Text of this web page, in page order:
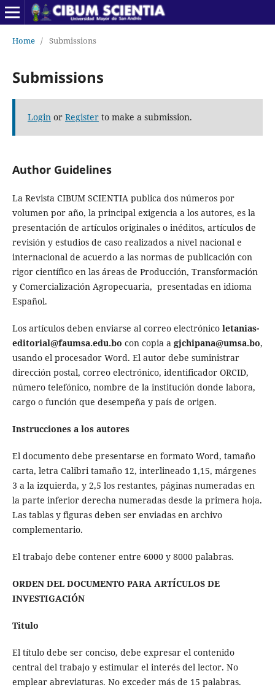
Home / Submissions
Submissions
Loginor Registerto make a submission.
Author Guidelines
La Revista CIBUM SCIENTIA publica dos números por
volumen por año, la principal exigencia a los autores, es la
presentación de artículos originales o inéditos, artículos de
revisión y estudios de caso realizados a nivel nacional e
internacional de acuerdo a las normas de publicación con
rigor científico en las áreas de Producción, Transformación
y Comercialización Agropecuaria, presentadas en idioma
Español.
Los artículos deben enviarse al correo electrónico letanias-
editorial@faumsa.edu.bo con copia a gjchipana@umsa.bo,
usando el procesador Word. El autor debe suministrar
dirección postal, correo electrónico, identificador ORCID,
número telefónico, nombre de la institución donde labora,
cargo o función que desempeña y país de origen.
Instrucciones a los autores
El documento debe presentarse en formato Word, tamaño
carta, letra Calibri tamaño 12, interlineado 1,15, márgenes
3 a la izquierda, y 2,5 los restantes, páginas numeradas en
la parte inferior derecha numeradas desde la primera hoja.
Las tablas y figuras deben ser enviadas en archivo
complementario.
El trabajo debe contener entre 6000 y 8000 palabras.
ORDEN DEL DOCUMENTO PARA ARTÍCULOS DE
INVESTIGACIÓN
Titulo
El título debe ser conciso, debe expresar el contenido
central del trabajo y estimular el interés del lector. No
emplear abreviaturas. No exceder más de 15 palabras.